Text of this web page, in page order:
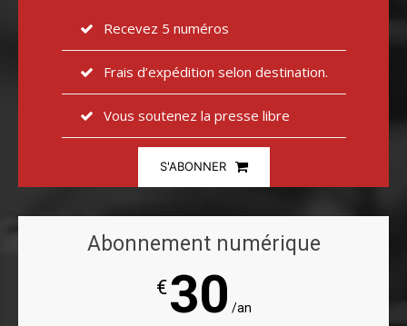
Recevez 5 numéros
Frais d’expédition selon destination.
Vous soutenez la presse libre
S'ABONNER
Abonnement numérique
€30 /an